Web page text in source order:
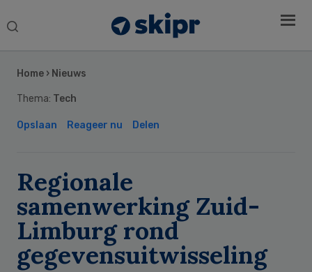
Search
Home › Nieuws
Thema: Tech
Opslaan Reageer nu Delen
Regionale
samenwerking Zuid-
Limburg rond
gegevensuitwisseling
Sidebar